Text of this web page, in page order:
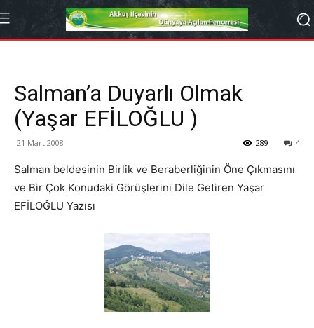
Salman’a Duyarlı Olmak
(Yaşar EFİLOĞLU )
21 Mart 2008 4
289
Salman beldesinin Birlik ve Beraberliğinin Öne Çıkmasını
ve Bir Çok Konudaki Görüşlerini Dile Getiren Yaşar
EFİLOĞLU Yazısı